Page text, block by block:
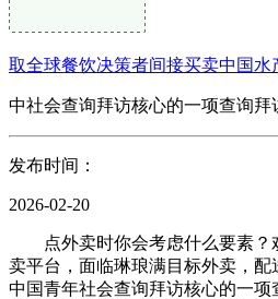
取全球餐饮决策者间接买卖中国水
中社会查询拜访核心的一项查询拜
发布时间：
2026-02-20
点外卖时你会考虑什么要素？
卖平台，面临琳琅满目标外卖，配
中国青年社会查询拜访核心的一